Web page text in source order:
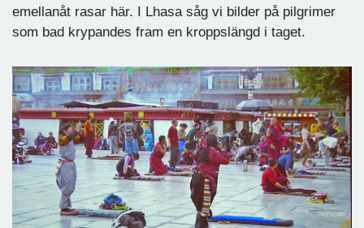
emellanåt rasar här. I Lhasa såg vi bilder på pilgrimer
som bad krypandes fram en kroppslängd i taget.